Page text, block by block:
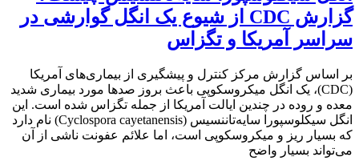
گزارش CDC از شیوع یک انگل گوارشی در
سراسر آمریکا و تگزاس
بر اساس گزارش مرکز کنترل و پیشگیری از بیماری‌های آمریکا
(CDC)، یک انگل میکروسکوپی باعث بروز صدها مورد بیماری شدید
معده و روده در چندین ایالت آمریکا از جمله تگزاس شده است. این
انگل سیکلوسپورا سایه‌تاننسیس (Cyclospora cayetanensis) نام دارد
که بسیار ریز و میکروسکوپی است، اما علائم عفونت ناشی از آن
می‌تواند بسیار واضح